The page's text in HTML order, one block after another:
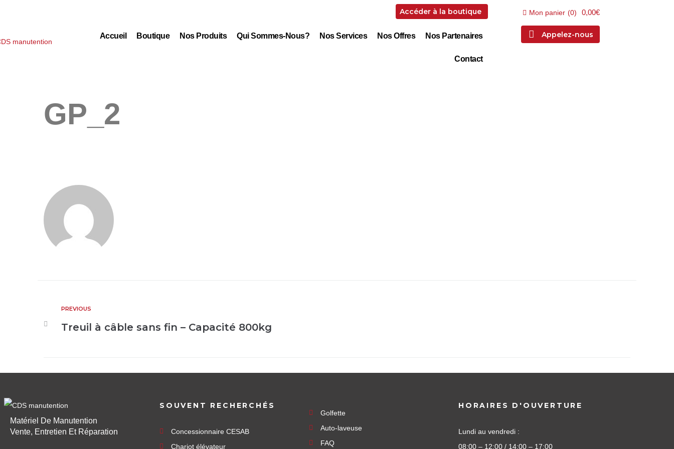
Accéder à la boutique
Accueil Boutique Nos Produits Qui Sommes-Nous? Nos Services Nos Offres Nos Partenaires
Contact
Mon panier (0) 0,00€
Appelez-nous
GP_2
PREVIOUS
Treuil à câble sans fin – Capacité 800kg
Matériel De Manutention
Vente, Entretien Et Réparation
SOUVENT RECHERCHÉS
Concessionnaire CESAB
Chariot élévateur
Golfette
Auto-laveuse
FAQ
HORAIRES D'OUVERTURE
Lundi au vendredi :
08:00 – 12:00 / 14:00 – 17:00